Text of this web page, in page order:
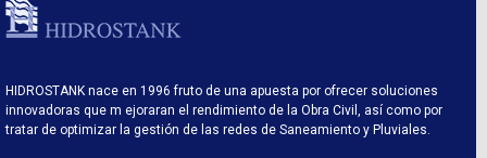
HIDROSTANK nace en 1996 fruto de una apuesta por ofrecer soluciones
innovadoras que m ejoraran el rendimiento de la Obra Civil, así como por
tratar de optimizar la gestión de las redes de Saneamiento y Pluviales.